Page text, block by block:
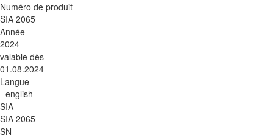
Numéro de produit
SIA 2065
Année
2024
valable dès
01.08.2024
Langue
- english
SIA
SIA 2065
SN